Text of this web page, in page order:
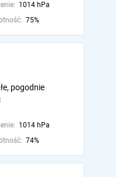
1014 hPa
75%
pogodnie
1014 hPa
74%